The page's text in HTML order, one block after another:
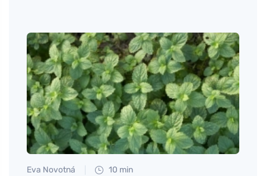
Eva Novotná 10 min